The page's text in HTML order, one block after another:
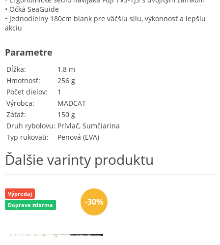
• Očká SeaGuide
• Jednodielny 180cm blank pre väčšiu silu, výkonnosť a lepšiu
akciu
Dĺžka
1,8 m
Hmotnosť
256 g
Počet dielov
1
Výrobca
MADCAT
Záťaž
150 g
Druh rybolovu Prívlač, Sumčiarina
Typ rukoväti
Penová (EVA)
Parametre
Ďalšie varinty produktu
-30%
Výpredaj
Doprava zdarma